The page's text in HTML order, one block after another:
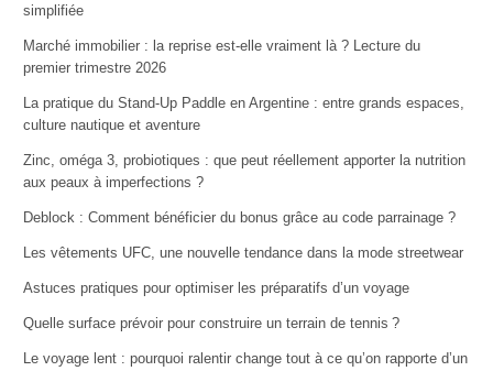
simplifiée
Marché immobilier : la reprise est-elle vraiment là ? Lecture du
premier trimestre 2026
La pratique du Stand-Up Paddle en Argentine : entre grands espaces,
culture nautique et aventure
Zinc, oméga 3, probiotiques : que peut réellement apporter la nutrition
aux peaux à imperfections ?
Deblock : Comment bénéficier du bonus grâce au code parrainage ?
Les vêtements UFC, une nouvelle tendance dans la mode streetwear
Astuces pratiques pour optimiser les préparatifs d’un voyage
Quelle surface prévoir pour construire un terrain de tennis ?
Le voyage lent : pourquoi ralentir change tout à ce qu’on rapporte d’un